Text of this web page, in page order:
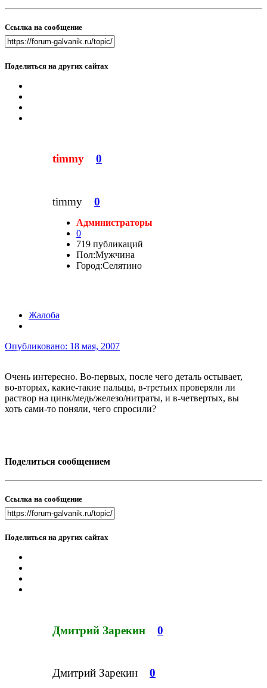
Ссылка на сообщение
Поделиться на других сайтах
timmy 0
timmy 0
Администраторы
0
719 публикаций
Пол:Мужчина
Город:Селятино
Жалоба
Опубликовано: 18 мая, 2007
Очень интересно. Во-первых, после чего деталь остывает,
во-вторых, какие-такие пальцы, в-третьих проверяли ли
раствор на цинк/медь/железо/нитраты, и в-четвертых, вы
хоть сами-то поняли, чего спросили?
Поделиться сообщением
Ссылка на сообщение
Поделиться на других сайтах
Дмитрий Зарекин 0
Дмитрий Зарекин 0